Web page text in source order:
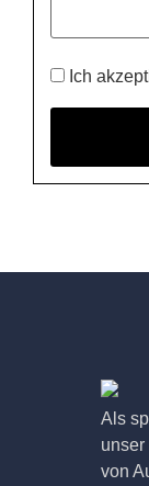
Ich
Als
von